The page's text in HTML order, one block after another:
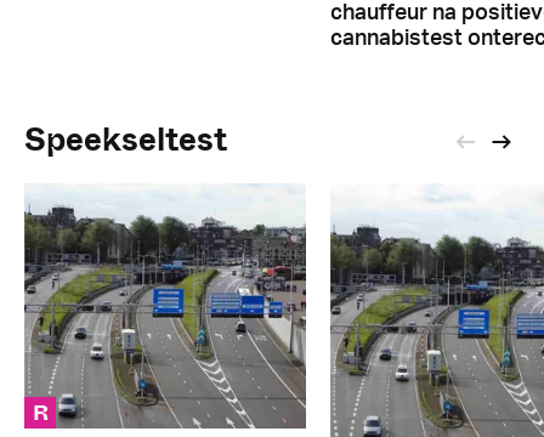
chauffeur na
cannabistest
Speekseltest
R